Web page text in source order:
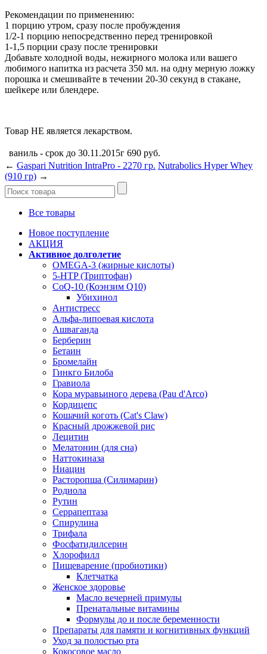
Рекомендации по применению:
1 порцию утром, сразу после пробуждения
1/2-1 порцию непосредственно перед тренировкой
1-1,5 порции сразу после тренировки
Добавьте холодной воды, нежирного молока или вашего
любимого напитка из расчета 350 мл. на одну мерную ложку
порошка и смешивайте в течении 20-30 секунд в стакане,
шейкере или блендере.
Товар НЕ является лекарством.
ваниль - срок до 30.11.2015г 690 руб.
← Gaspari Nutrition IntraPro - 2270 гр. Nutrabolics Hyper Whey
(910 гр) →
Все товары
Новое поступление
АКЦИЯ
Активное долголетие
OMEGA-3 (жирные кислоты)
5-HTP (Триптофан)
CoQ-10 (Коэнзим Q10)
Убихинол
Антистресс
Альфа-липоевая кислота
Ашваганда
Берберин
Бетаин
Бромелайн
Гинкго Билоба
Гравиола
Кора муравьиного дерева (Pau d'Arco)
Кордицепс
Кошачий коготь (Cat's Claw)
Красный дрожжевой рис
Лецитин
Мелатонин (для сна)
Наттокиназа
Ниацин
Расторопша (Силимарин)
Родиола
Рутин
Серрапептаза
Спирулина
Трифала
Фосфатидилсерин
Хлорофилл
Пищеварение (пробиотики)
Клетчатка
Женское здоровье
Масло вечерней примулы
Пренатальные витамины
Формулы до и после беременности
Препараты для памяти и когнитивных функций
Уход за полостью рта
Кокосовое масло